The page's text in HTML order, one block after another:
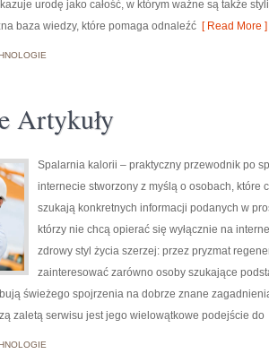
urodę jako całość, w którym ważne są także
baza wiedzy, które pomaga odnaleźć [ Read More ]
Artykuły
Spalarnia kalorii – praktyczny przewodnik po
internecie stworzony z myślą o osobach, które
szukają konkretnych informacji podanych w
którzy nie chcą opierać się wyłącznie na
zdrowy styl życia szerzej: przez pryzmat
zainteresować zarówno osoby szukające
świeżego spojrzenia na dobrze znane
zaletą serwisu jest jego wielowątkowe podejście do